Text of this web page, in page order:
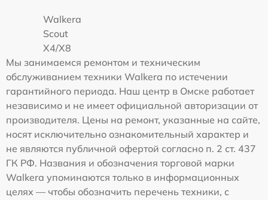
Walkera
Scout
X4/X8
Мы занимаемся ремонтом и техническим
обслуживанием техники Walkera по истечении
гарантийного периода. Наш центр в Омске работает
независимо и не имеет официальной авторизации от
производителя. Цены на ремонт, указанные на сайте,
носят исключительно ознакомительный характер и
не являются публичной офертой согласно п. 2 ст. 437
ГК РФ. Названия и обозначения торговой марки
Walkera упоминаются только в информационных
целях — чтобы обозначить перечень техники, с